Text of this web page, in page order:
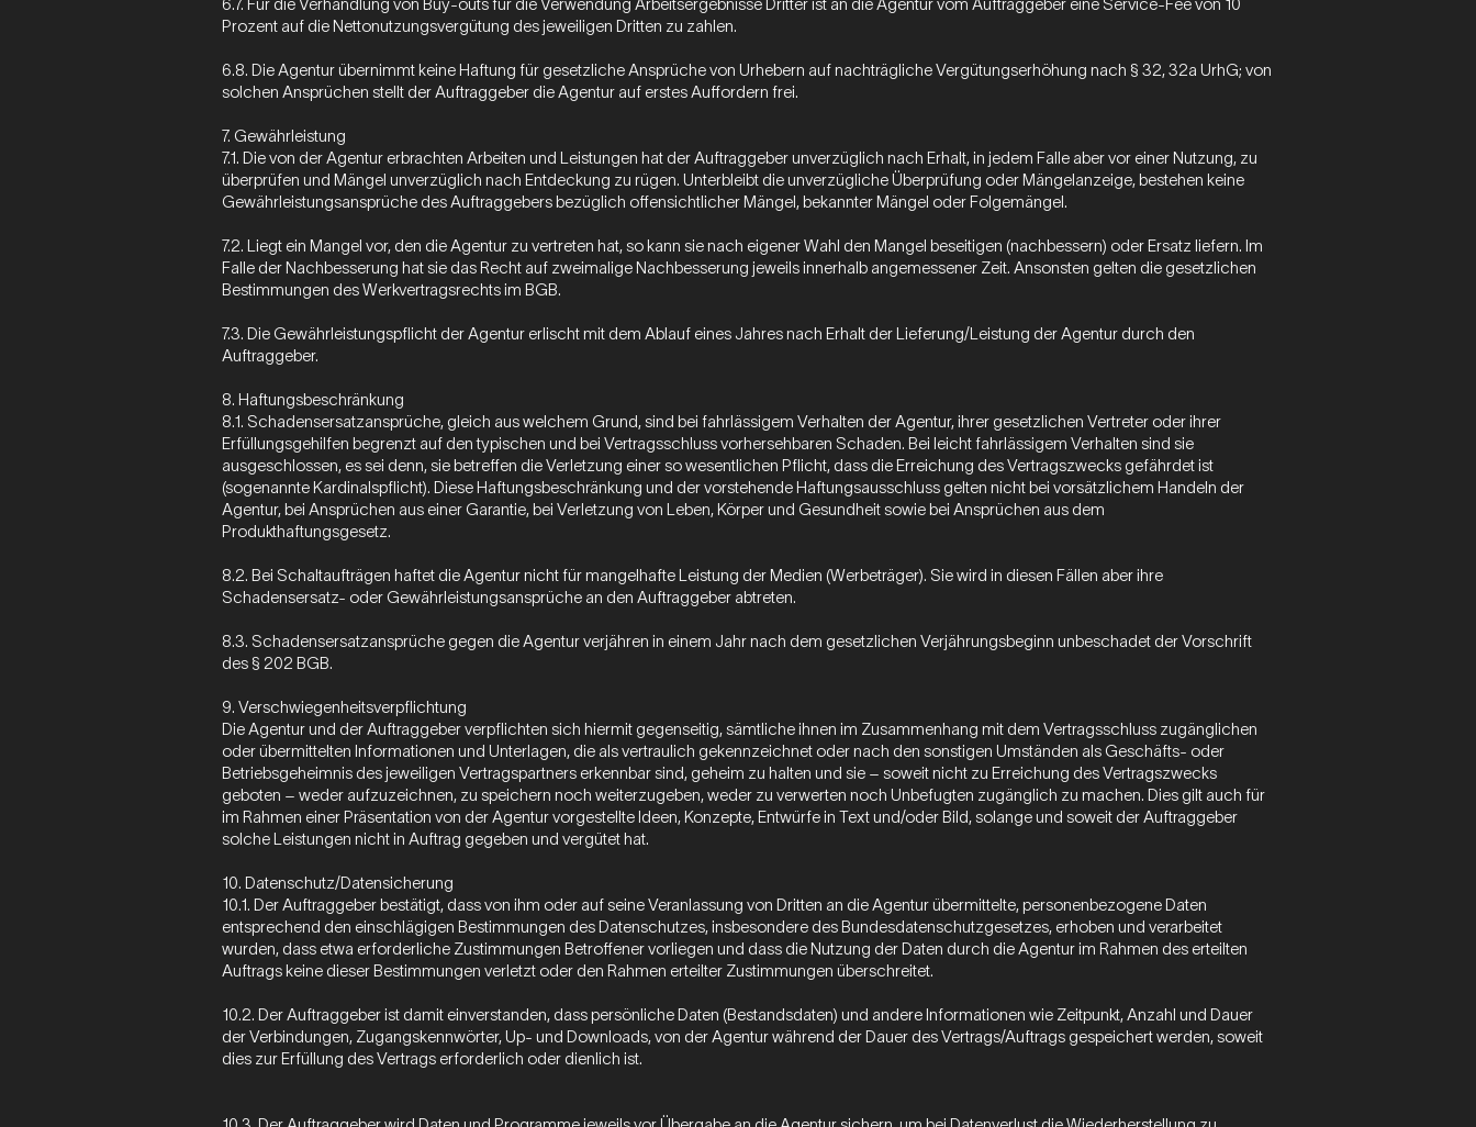
6.7. Für die Verhandlung von Buy-outs für die Verwendung Arbeitsergebnisse Dritter ist an die Agentur vom Auftraggeber eine Service-Fee von 10
Prozent auf die Nettonutzungsvergütung des jeweiligen Dritten zu zahlen.
6.8. Die Agentur übernimmt keine Haftung für gesetzliche Ansprüche von Urhebern auf nachträgliche Vergütungserhöhung nach § 32, 32a UrhG; von
solchen Ansprüchen stellt der Auftraggeber die Agentur auf erstes Auffordern frei.
7. Gewährleistung
7.1. Die von der Agentur erbrachten Arbeiten und Leistungen hat der Auftraggeber unverzüglich nach Erhalt, in jedem Falle aber vor einer Nutzung, zu
überprüfen und Mängel unverzüglich nach Entdeckung zu rügen. Unterbleibt die unverzügliche Überprüfung oder Mängelanzeige, bestehen keine
Gewährleistungsansprüche des Auftraggebers bezüglich offensichtlicher Mängel, bekannter Mängel oder Folgemängel.
7.2. Liegt ein Mangel vor, den die Agentur zu vertreten hat, so kann sie nach eigener Wahl den Mangel beseitigen (nachbessern) oder Ersatz liefern. Im
Falle der Nachbesserung hat sie das Recht auf zweimalige Nachbesserung jeweils innerhalb angemessener Zeit. Ansonsten gelten die gesetzlichen
Bestimmungen des Werkvertragsrechts im BGB.
7.3. Die Gewährleistungspflicht der Agentur erlischt mit dem Ablauf eines Jahres nach Erhalt der Lieferung/Leistung der Agentur durch den
Auftraggeber.
8. Haftungsbeschränkung
8.1. Schadensersatzansprüche, gleich aus welchem Grund, sind bei fahrlässigem Verhalten der Agentur, ihrer gesetzlichen Vertreter oder ihrer
Erfüllungsgehilfen begrenzt auf den typischen und bei Vertragsschluss vorhersehbaren Schaden. Bei leicht fahrlässigem Verhalten sind sie
ausgeschlossen, es sei denn, sie betreffen die Verletzung einer so wesentlichen Pflicht, dass die Erreichung des Vertragszwecks gefährdet ist
(sogenannte Kardinalspflicht). Diese Haftungsbeschränkung und der vorstehende Haftungsausschluss gelten nicht bei vorsätzlichem Handeln der
Agentur, bei Ansprüchen aus einer Garantie, bei Verletzung von Leben, Körper und Gesundheit sowie bei Ansprüchen aus dem
Produkthaftungsgesetz.
8.2. Bei Schaltaufträgen haftet die Agentur nicht für mangelhafte Leistung der Medien (Werbeträger). Sie wird in diesen Fällen aber ihre
Schadensersatz- oder Gewährleistungsansprüche an den Auftraggeber abtreten.
8.3. Schadensersatzansprüche gegen die Agentur verjähren in einem Jahr nach dem gesetzlichen Verjährungsbeginn unbeschadet der Vorschrift
des § 202 BGB.
9. Verschwiegenheitsverpflichtung
Die Agentur und der Auftraggeber verpflichten sich hiermit gegenseitig, sämtliche ihnen im Zusammenhang mit dem Vertragsschluss zugänglichen
oder übermittelten Informationen und Unterlagen, die als vertraulich gekennzeichnet oder nach den sonstigen Umständen als Geschäfts- oder
Betriebsgeheimnis des jeweiligen Vertragspartners erkennbar sind, geheim zu halten und sie – soweit nicht zu Erreichung des Vertragszwecks
geboten – weder aufzuzeichnen, zu speichern noch weiterzugeben, weder zu verwerten noch Unbefugten zugänglich zu machen. Dies gilt auch für
im Rahmen einer Präsentation von der Agentur vorgestellte Ideen, Konzepte, Entwürfe in Text und/oder Bild, solange und soweit der Auftraggeber
solche Leistungen nicht in Auftrag gegeben und vergütet hat.
10. Datenschutz/Datensicherung
10.1. Der Auftraggeber bestätigt, dass von ihm oder auf seine Veranlassung von Dritten an die Agentur übermittelte, personenbezogene Daten
entsprechend den einschlägigen Bestimmungen des Datenschutzes, insbesondere des Bundesdatenschutzgesetzes, erhoben und verarbeitet
wurden, dass etwa erforderliche Zustimmungen Betroffener vorliegen und dass die Nutzung der Daten durch die Agentur im Rahmen des erteilten
Auftrags keine dieser Bestimmungen verletzt oder den Rahmen erteilter Zustimmungen überschreitet.
10.2. Der Auftraggeber ist damit einverstanden, dass persönliche Daten (Bestandsdaten) und andere Informationen wie Zeitpunkt, Anzahl und Dauer
der Verbindungen, Zugangskennwörter, Up- und Downloads, von der Agentur während der Dauer des Vertrags/Auftrags gespeichert werden, soweit
dies zur Erfüllung des Vertrags erforderlich oder dienlich ist.